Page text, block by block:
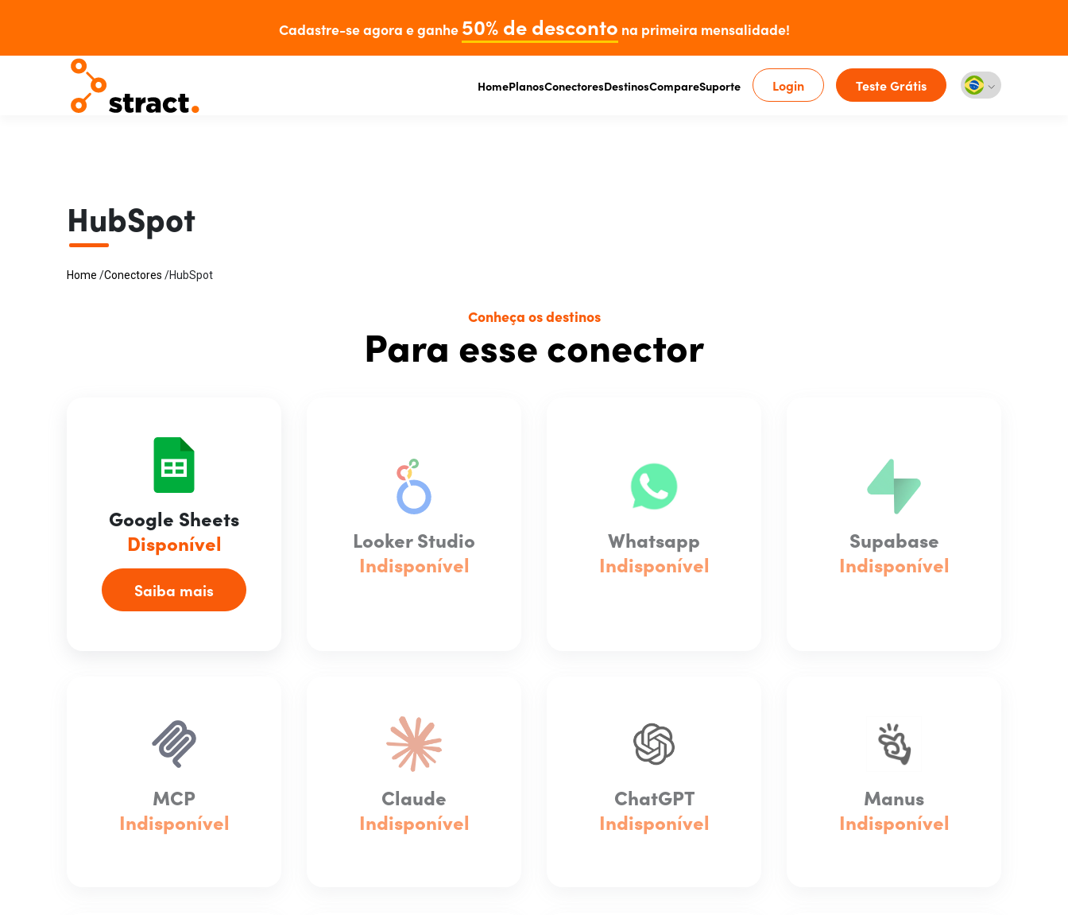
Cadastre-se agora e ganhe 50% de desconto na primeira mensalidade!
HomePlanosConectoresDestinosCompareSuporte Login Teste Grátis
HubSpot
Home /Conectores /HubSpot
Conheça os destinos
Para esse conector
Google Sheets
Disponível
Saiba mais
Looker Studio
Indisponível
Whatsapp
Indisponível
Supabase
Indisponível
MCP
Indisponível
Claude
Indisponível
ChatGPT
Indisponível
Manus
Indisponível